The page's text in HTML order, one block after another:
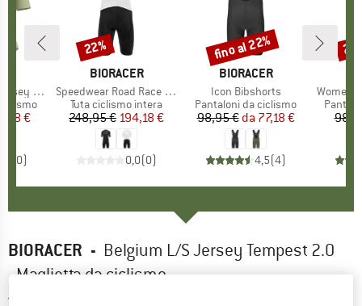
ridotto
€
0)
MARCHIO
BIORACER
Articolo
Speedwear Road Race Suit
Gruppo di prodotti
Tuta ciclismo intera
Prezzo
248,95 €Prezzo ridotto
194,18 €
0,0(0)
Sconto
22%
MARCHIO
BIORACER
Articolo
Icon Bibshorts
Gruppo di prodotti
Pantaloni da ciclismo
Prezzo
98,95 € Prezzo ridotto
da 77,18 €
4,5(4)
Sconto
fino al 22%
Articolo
BIORACER - Belgium L/S Jersey Tempest 2.0
- Maglietta da ciclismo